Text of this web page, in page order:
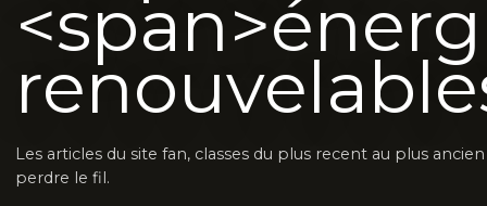
Les articles du site fan, classes du plus recent au plus
perdre le fil.